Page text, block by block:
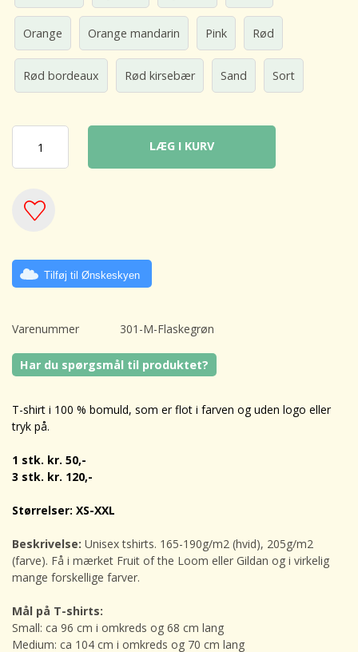
Orange Orange mandarin Pink Rød
Rød bordeaux Rød kirsebær Sand Sort
LÆG I KURV
Tilføj til Ønskeskyen
Varenummer 301-M-Flaskegrøn
Har du spørgsmål til produktet?
T-shirt i 100 % bomuld, som er flot i farven og uden logo eller
tryk på.
1 stk. kr. 50,-
3 stk. kr. 120,-
Størrelser: XS-XXL
Beskrivelse: Unisex tshirts. 165-190g/m2 (hvid), 205g/m2
(farve). Få i mærket Fruit of the Loom eller Gildan og i virkelig
mange forskellige farver.
Mål på T-shirts:
Small: ca 96 cm i omkreds og 68 cm lang
Medium: ca 104 cm i omkreds og 70 cm lang